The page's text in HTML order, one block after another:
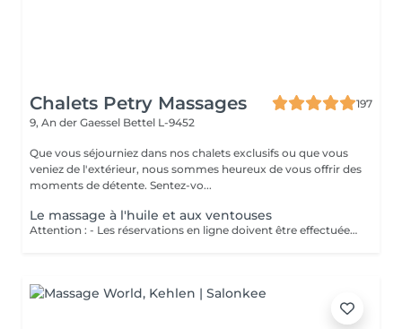
Chalets Petry Massages
197
9, An der Gaessel Bettel L-9452
Que vous séjourniez dans nos chalets exclusifs ou que vous
veniez de l'extérieur, nous sommes heureux de vous offrir des
moments de détente. Sentez-vo...
Le massage à l'huile et aux ventouses
Attention : - Les réservations en ligne doivent être effectuées au moins 24 heures à l'avance. - Si vous souhaitez réserver un massage à court terme (moins de 24 heures à l'avance), veuillez appeler le +49 173 390 20 62. - Si vous devez annuler le massage, nous vous demandons de le faire au moins 24 heures à l'avance, sinon nous devrons facturer 70 % du prix des massages. - Les employés et les horaires peuvent être adaptés si nécessaire, après consultation avec vous. Traite d'abord les tissus cutanés et musculaires. Ensuite, les ventouses dénouent les blocages énergétiques. Ce massage dynamise le sang, améliore la microcirculation et favorise l'élimination des toxines. Perfectionne la souplesse et la qualité de peau, tonifiant l'épiderme.